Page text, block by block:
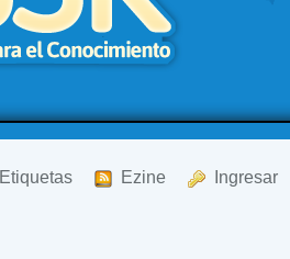
Etiquetas Ezine Ingresar